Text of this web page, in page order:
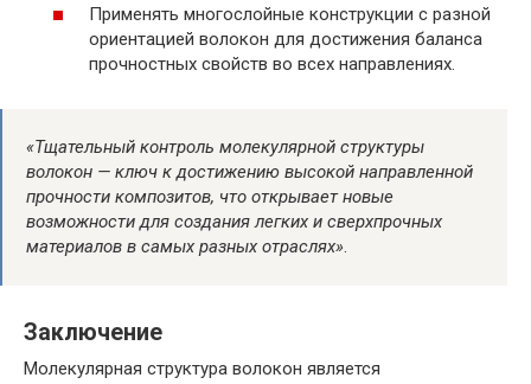
Применять многослойные конструкции с разной
ориентацией волокон для достижения баланса
прочностных свойств во всех направлениях.
«Тщательный контроль молекулярной структуры
волокон — ключ к достижению высокой направленной
прочности композитов, что открывает новые
возможности для создания легких и сверхпрочных
материалов в самых разных отраслях».
Заключение
Молекулярная структура волокон является